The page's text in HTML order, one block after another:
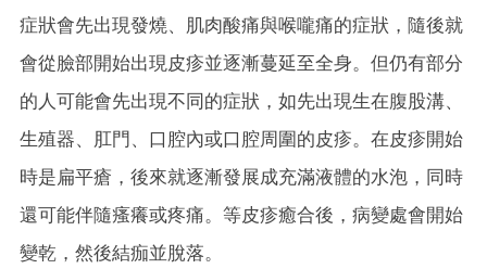
症狀會先出現發燒、肌肉酸痛與喉嚨痛的症狀，隨後就
會從臉部開始出現皮疹並逐漸蔓延至全身。但仍有部分
的人可能會先出現不同的症狀，如先出現生在腹股溝、
生殖器、肛門、口腔內或口腔周圍的皮疹。在皮疹開始
時是扁平瘡，後來就逐漸發展成充滿液體的水泡，同時
還可能伴隨瘙癢或疼痛。等皮疹癒合後，病變處會開始
變乾，然後結痂並脫落。